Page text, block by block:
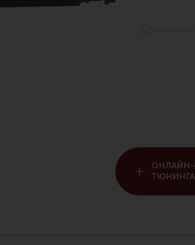
ОНЛАЙН-
ТЮНИНГА